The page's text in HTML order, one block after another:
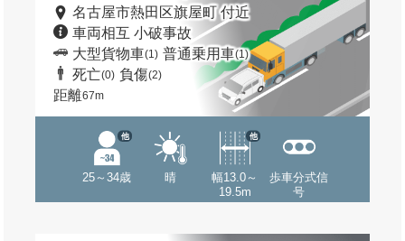
名古屋市熱田区旗屋町 付近
車両相互 小破事故
大型貨物車(1) 普通乗用車(1)
死亡(0) 負傷(2)
距離67m
25～34歳
他
晴
幅13.0～
19.5m
他
歩車分式信
号